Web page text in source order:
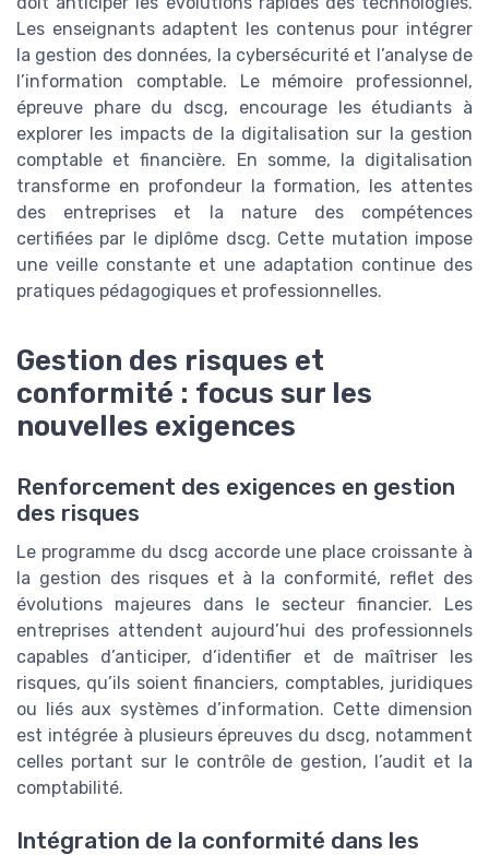
Les enseignants adaptent les contenus pour intégrer
la gestion des données, la cybersécurité et l’analyse de
l’information comptable. Le mémoire professionnel,
épreuve phare du dscg, encourage les étudiants à
explorer les impacts de la digitalisation sur la gestion
comptable et financière. En somme, la digitalisation
transforme en profondeur la formation, les attentes
des entreprises et la nature des compétences
certifiées par le diplôme dscg. Cette mutation impose
une veille constante et une adaptation continue des
pratiques pédagogiques et professionnelles.
Gestion des risques et
conformité : focus sur les
nouvelles exigences
Renforcement des exigences en gestion
des risques
Le programme du dscg accorde une place croissante à
la gestion des risques et à la conformité, reflet des
évolutions majeures dans le secteur financier. Les
entreprises attendent aujourd’hui des professionnels
capables d’anticiper, d’identifier et de maîtriser les
risques, qu’ils soient financiers, comptables, juridiques
ou liés aux systèmes d’information. Cette dimension
est intégrée à plusieurs épreuves du dscg, notamment
celles portant sur le contrôle de gestion, l’audit et la
comptabilité.
Intégration de la conformité dans les